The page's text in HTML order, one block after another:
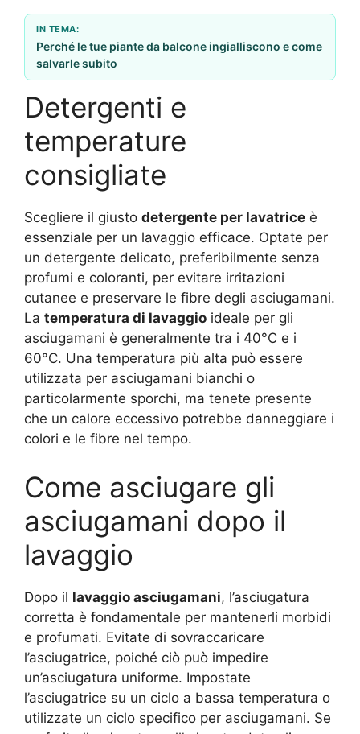
IN TEMA:
Perché le tue piante da balcone ingialliscono e come
salvarle subito
Detergenti e
temperature
consigliate
Scegliere il giusto detergente per lavatrice è
essenziale per un lavaggio efficace. Optate per
un detergente delicato, preferibilmente senza
profumi e coloranti, per evitare irritazioni
cutanee e preservare le fibre degli asciugamani.
La temperatura di lavaggio ideale per gli
asciugamani è generalmente tra i 40°C e i
60°C. Una temperatura più alta può essere
utilizzata per asciugamani bianchi o
particolarmente sporchi, ma tenete presente
che un calore eccessivo potrebbe danneggiare i
colori e le fibre nel tempo.
Come asciugare gli
asciugamani dopo il
lavaggio
Dopo il lavaggio asciugamani, l’asciugatura
corretta è fondamentale per mantenerli morbidi
e profumati. Evitate di sovraccaricare
l’asciugatrice, poiché ciò può impedire
un’asciugatura uniforme. Impostate
l’asciugatrice su un ciclo a bassa temperatura o
utilizzate un ciclo specifico per asciugamani. Se